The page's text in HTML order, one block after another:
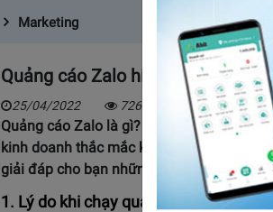
Marketing
Quảng cáo Zalo hiệu quả lựa
25/04/2022 7262
Quảng cáo Zalo là gì? Chạy quảng cáo
kinh doanh thắc mắc khi tìm hiểu Zalo để
giải đáp cho bạn những câu hỏi đó, để
1. Lý do khi chạy quảng cáo trên Zalo